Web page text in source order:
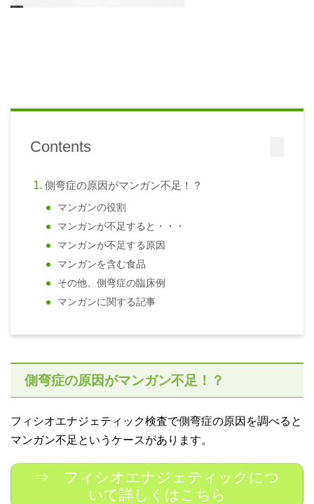
Contents
側弯症の原因がマンガン不足！？
マンガンの役割
マンガンが不足すると・・・
マンガンが不足する原因
マンガンを含む食品
その他、側弯症の臨床例
マンガンに関する記事
側弯症の原因がマンガン不足！？
フィシオエナジェティック検査で側弯症の原因を調べると
マンガン不足というケースがあります。
⇒ フィシオエナジェティックにつ
いて詳しくはこちら